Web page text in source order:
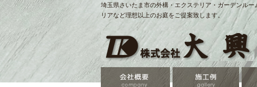
埼玉県さいたま市の外構・エクステリア・ガーデンル
リアなど理想以上のお庭をご提案致します。